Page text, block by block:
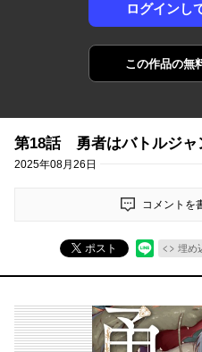
ログインし
この作品の無
第18話 勇者はバトルジャ
2025年08月26日
コメントを
ポスト 埋め